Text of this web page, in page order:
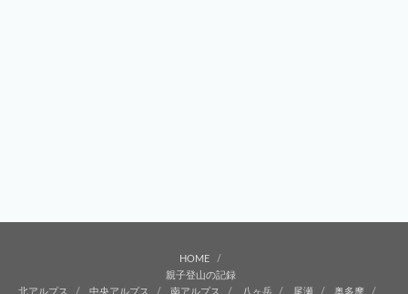
HOME
親子登山の記録
北アルプス
中央アルプス 南アルプス 八ヶ岳 尾瀬 奥多摩